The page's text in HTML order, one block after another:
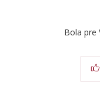
Bola pre